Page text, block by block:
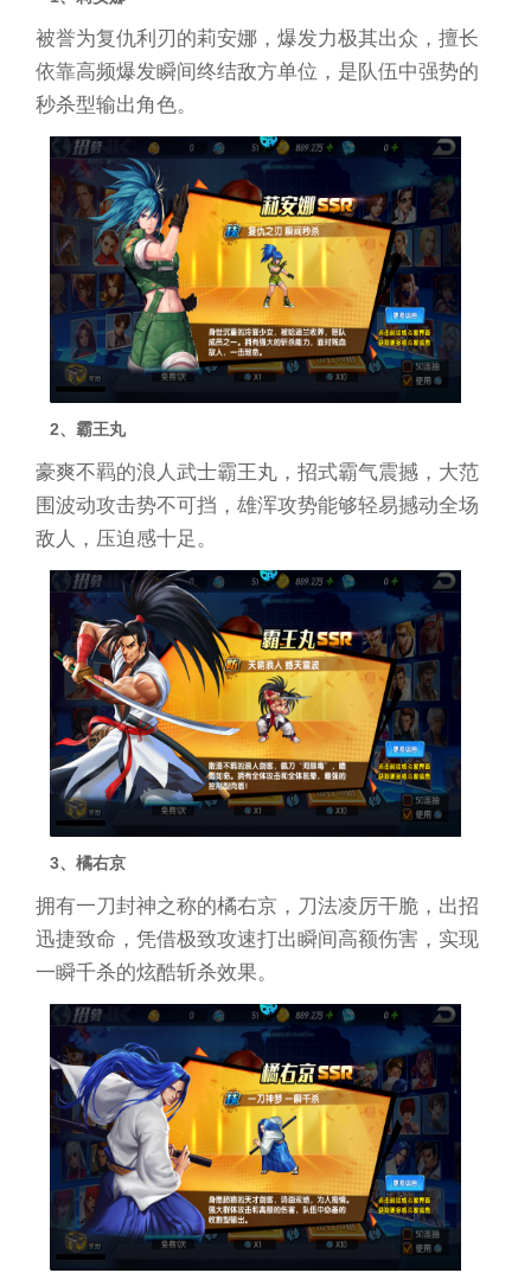
被誉为复仇利刃的莉安娜，爆发力极其出众，擅长
依靠高频爆发瞬间终结敌方单位，是队伍中强势的
秒杀型输出角色。
2、霸王丸
豪爽不羁的浪人武士霸王丸，招式霸气震撼，大范
围波动攻击势不可挡，雄浑攻势能够轻易撼动全场
敌人，压迫感十足。
3、橘右京
拥有一刀封神之称的橘右京，刀法凌厉干脆，出招
迅捷致命，凭借极致攻速打出瞬间高额伤害，实现
一瞬千杀的炫酷斩杀效果。